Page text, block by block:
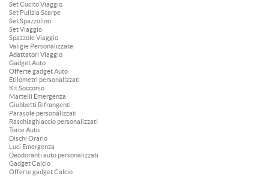
Set Cucito Viaggio
Set Pulizia Scarpe
Set Spazzolino
Set Viaggio
Spazzole Viaggio
Valigie Personalizzate
Adattatori Viaggio
Gadget Auto
Offerte gadget Auto
Etilometri personalizzati
Kit Soccorso
Martelli Emergenza
Giubbetti Rifrangenti
Parasole personalizzati
Raschiaghiaccio personalizzati
Torce Auto
Dischi Orario
Luci Emergenza
Deodoranti auto personalizzati
Gadget Calcio
Offerte gadget Calcio